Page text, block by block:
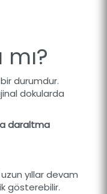
durumdur.
dokularda
daraltma
yıllar devam
gösterebilir.